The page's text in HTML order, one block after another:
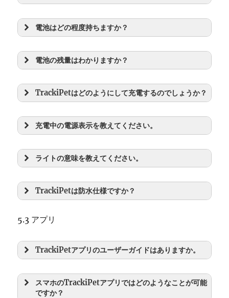
電池はどの程度持ちますか？
電池の残量はわかりますか？
TrackiPetはどのようにして充電するのでしょうか？
充電中の電源表示を教えてください。
ライトの意味を教えてください。
TrackiPetは防水仕様ですか？
5.3 アプリ
TrackiPetアプリのユーザーガイドはありますか。
スマホのTrackiPetアプリではどのようなことが可能
ですか？